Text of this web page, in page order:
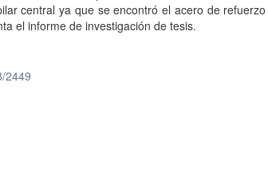
central ya que se encontró el acero de refuerzo
el informe de investigación de tesis.
2449